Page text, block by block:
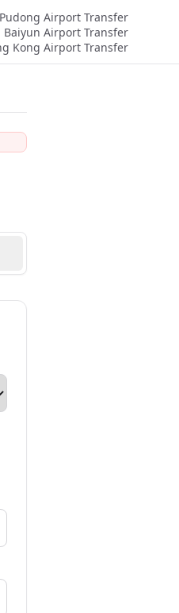
Airport Transfer
Baiyun Airport Transfer
Kong Airport Transfer